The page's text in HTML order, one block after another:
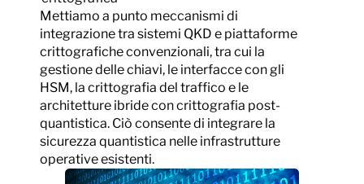
Mettiamo a punto meccanismi di
integrazione tra sistemi QKD e piattaforme
crittografiche convenzionali, tra cui la
gestione delle chiavi, le interfacce con gli
HSM, la crittografia del traffico e le
architetture ibride con crittografia post-
quantistica. Ciò consente di integrare la
sicurezza quantistica nelle infrastrutture
operative esistenti.